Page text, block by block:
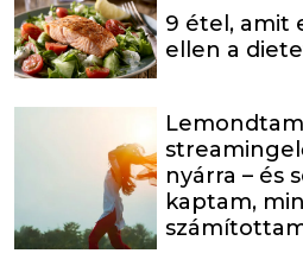
9 étel, amit
ellen a
nyárra – és
kaptam,